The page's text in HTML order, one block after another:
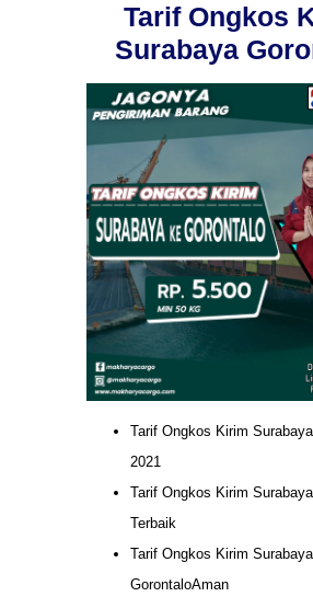
Tarif Ongkos
Surabaya
Tarif Ongkos Kirim
2021
Tarif Ongkos Kirim
Terbaik
Tarif Ongkos Kirim Surabaya
GorontaloAman